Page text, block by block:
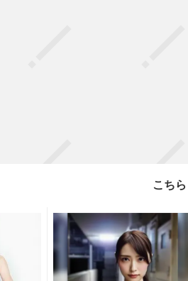
こち